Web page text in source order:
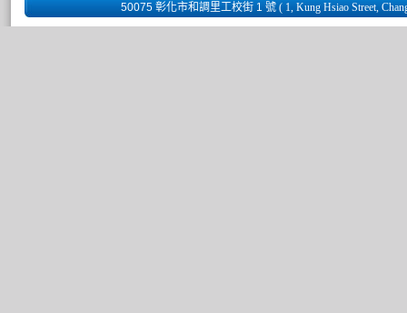
50075 彰化市和調里工校街 1 號 ( 1, Kung Hsiao Street,